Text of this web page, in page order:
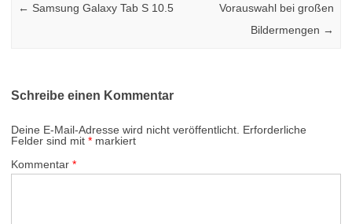
← Samsung Galaxy Tab S 10.5
Vorauswahl bei großen
Bildermengen →
Schreibe einen Kommentar
Deine E-Mail-Adresse wird nicht veröffentlicht. Erforderliche
Felder sind mit * markiert
Kommentar *